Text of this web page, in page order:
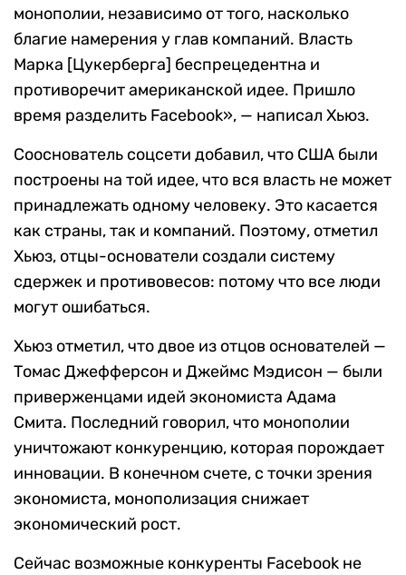
монополии, независимо от того, насколько
благие намерения у глав компаний. Власть
Марка [Цукерберга] беспрецедентна и
противоречит американской идее. Пришло
время разделить Facebook», — написал Хьюз.
Сооснователь соцсети добавил, что США были
построены на той идее, что вся власть не может
принадлежать одному человеку. Это касается
как страны, так и компаний. Поэтому, отметил
Хьюз, отцы-основатели создали систему
сдержек и противовесов: потому что все люди
могут ошибаться.
Хьюз отметил, что двое из отцов основателей —
Томас Джефферсон и Джеймс Мэдисон — были
приверженцами идей экономиста Адама
Смита. Последний говорил, что монополии
уничтожают конкуренцию, которая порождает
инновации. В конечном счете, с точки зрения
экономиста, монополизация снижает
экономический рост.
Сейчас возможные конкуренты Facebook не